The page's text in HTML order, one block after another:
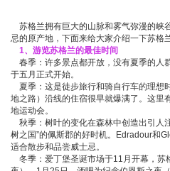
苏格兰拥有巨大的山脉和雾气弥漫的峡
忌的原产地，下面来给大家介绍一下苏格
1、游览苏格兰的最佳时间
春季：许多景点都开放，没有夏季的人
于五月正式开始。
夏季：这是徒步旅行和骑自行车的理想
地之路）沿线的住宿很早就爆满了。这里
地运动会。
秋季：树叶的变化在森林中创造出引
树之国”的佩斯郡的好时机。Edradour和
适合散步和品尝威士忌。
冬季：爱丁堡圣诞市场于11月开幕，苏